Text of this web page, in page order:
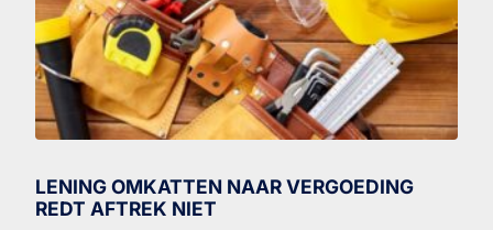
LENING OMKATTEN NAAR VERGOEDING
REDT AFTREK NIET